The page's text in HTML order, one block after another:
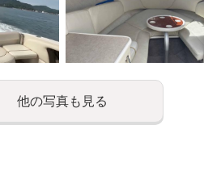
他の写真も見る